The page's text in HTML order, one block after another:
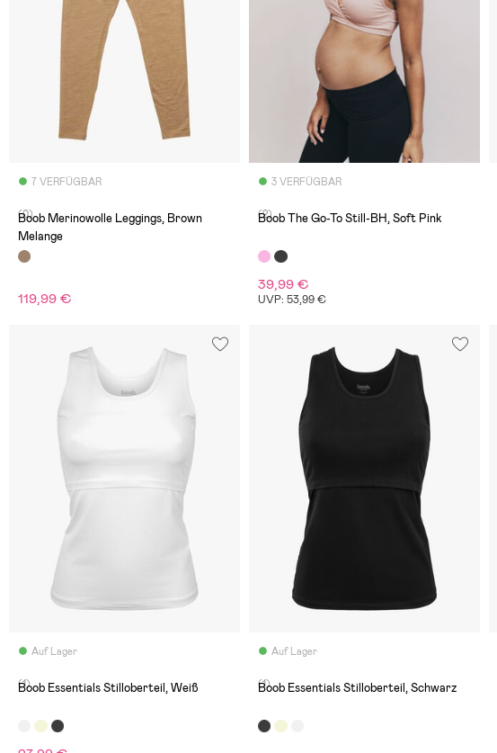
7 VERFÜGBAR
(0)
Boob Merinowolle Leggings, Brown
Melange
119,99 €
3 VERFÜGBAR
(2)
Boob The Go-To Still-BH, Soft Pink
39,99 €
UVP: 53,99 €
Auf Lager
(1)
Boob Essentials Stilloberteil, Weiß
Auf Lager
(1)
Boob Essentials Stilloberteil, Schwarz